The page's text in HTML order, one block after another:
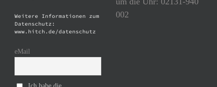
Weitere Informationen zum
Datenschutz:
www.hitch.de/datenschutz
eMail
002